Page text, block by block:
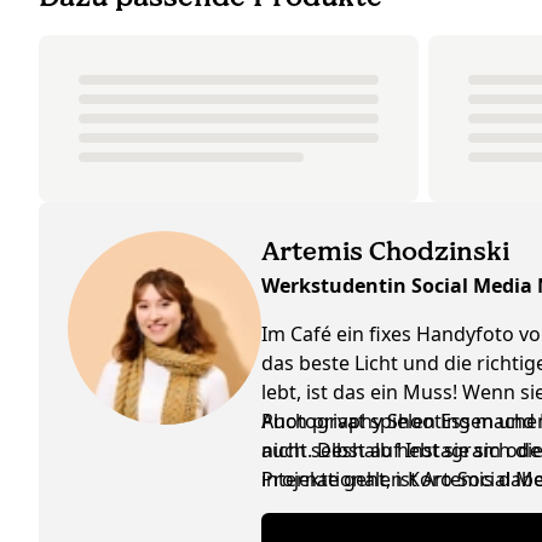
Artemis Chodzinski
Werkstudentin Social Media
Im Café ein fixes Handyfoto
das beste Licht und die
lebt, ist das ein Muss! Wenn
Photography Shooting
nicht. Deshalb hebt sie sich
internationalen Koro Social
Auch privat spielen Essen
auch selbst auf Instagram
Projekte geht, ist Artemis
ausgetauscht werden, ist das